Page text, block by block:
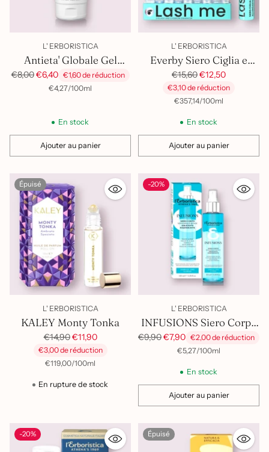
L' ERBORISTICA
Antieta' Globale Gel
Detegente Struccante
Viso
Prix
€8,00€6,40 €1,60 de réduction
Prix
€4,27/
par 100ml
En stock
Ajouter au panier
Quantité
L' ERBORISTICA
Everby Siero Ciglia e
Sopracciglia Lash Me
Prix
habituel
€15,60€12,50
€3,10 de réduction
Prix
€357,14/
par 100ml
En stock
Ajouter au panier
Quantité
Épuisé
L' ERBORISTICA
KALEY Monty Tonka
Prix
habituel
€14,90€11,90
€3,00 de réduction
Prix
€119,00/
par 100ml
En rupture de stock
-20%
L' ERBORISTICA
INFUSIONS Siero Corpo
Rigenerante
Prix
€9,90€7,90 €2,00 de réduction
Prix
€5,27/
par 100ml
En stock
Ajouter au panier
Quantité
-20% Épuisé